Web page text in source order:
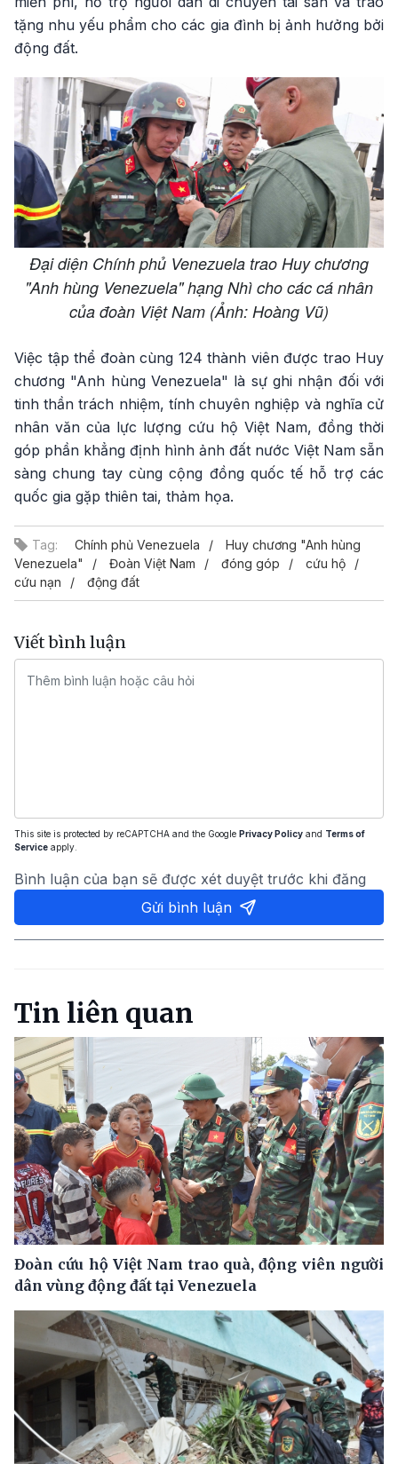
tặng nhu yếu phẩm cho các gia đình bị ảnh hưởng bởi
động đất.
Đại diện Chính phủ Venezuela trao Huy chương
"Anh hùng Venezuela" hạng Nhì cho các cá nhân
của đoàn Việt Nam (Ảnh: Hoàng Vũ)
Việc tập thể đoàn cùng 124 thành viên được trao Huy
chương "Anh hùng Venezuela" là sự ghi nhận đối với
tinh thần trách nhiệm, tính chuyên nghiệp và nghĩa cử
nhân văn của lực lượng cứu hộ Việt Nam, đồng thời
góp phần khẳng định hình ảnh đất nước Việt Nam sẵn
sàng chung tay cùng cộng đồng quốc tế hỗ trợ các
quốc gia gặp thiên tai, thảm họa.
Tag: Chính phủ Venezuela
Huy chương "Anh hùng
Venezuela"
Đoàn Việt Nam đóng góp
cứu hộ
cứu nạn
động đất
Viết bình luận
This site is protected by reCAPTCHA and the Google Privacy Policy and Terms of
Service apply.
Bình luận của bạn sẽ được xét duyệt trước khi đăng
Gửi bình luận
Tin liên quan
Đoàn cứu hộ Việt Nam trao quà, động viên người
dân vùng động đất tại Venezuela